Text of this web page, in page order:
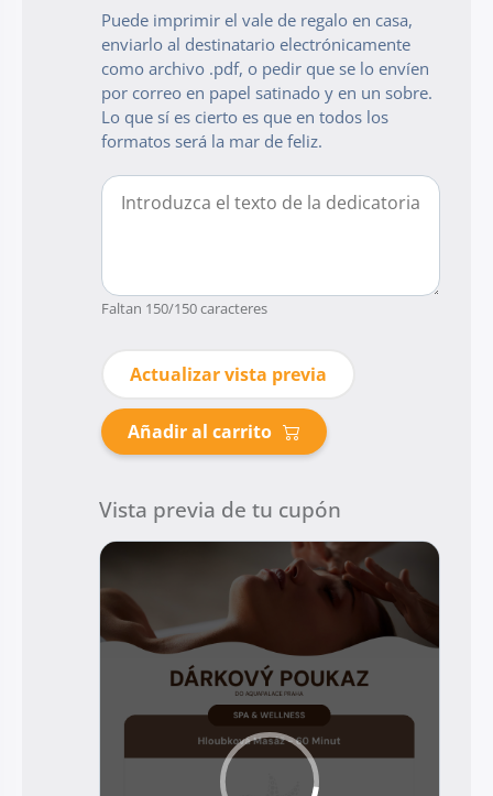
Puede imprimir el vale de regalo en casa,
enviarlo al destinatario electrónicamente
como archivo .pdf, o pedir que se lo envíen
por correo en papel satinado y en un sobre.
Lo que sí es cierto es que en todos los
formatos será la mar de feliz.
Faltan 150/150 caracteres
Actualizar vista previa
Añadir al carrito
Vista previa de tu cupón